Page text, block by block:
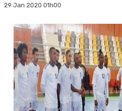
29 Jan 2020 01h00